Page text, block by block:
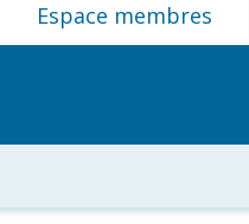
Espace membres